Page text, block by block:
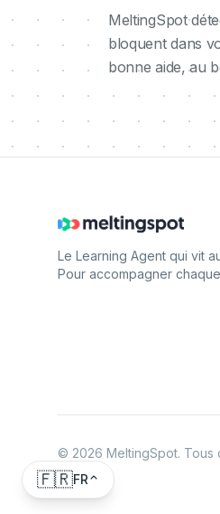
MeltingSpot
bloquent dans
bonne aide, au
Le Learning Agent qui vit
Pour accompagner
© 2026 MeltingSpot. Tous
🇫🇷FR